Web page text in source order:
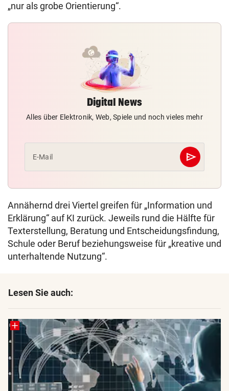
„nur als grobe Orientierung“.
Digital News
Alles über Elektronik, Web, Spiele und noch vieles mehr
E-Mail send
Abschicken
Annähernd drei Viertel greifen für „Information und
Erklärung“ auf KI zurück. Jeweils rund die Hälfte für
Texterstellung, Beratung und Entscheidungsfindung,
Schule oder Beruf beziehungsweise für „kreative und
unterhaltende Nutzung“.
Lesen Sie auch: